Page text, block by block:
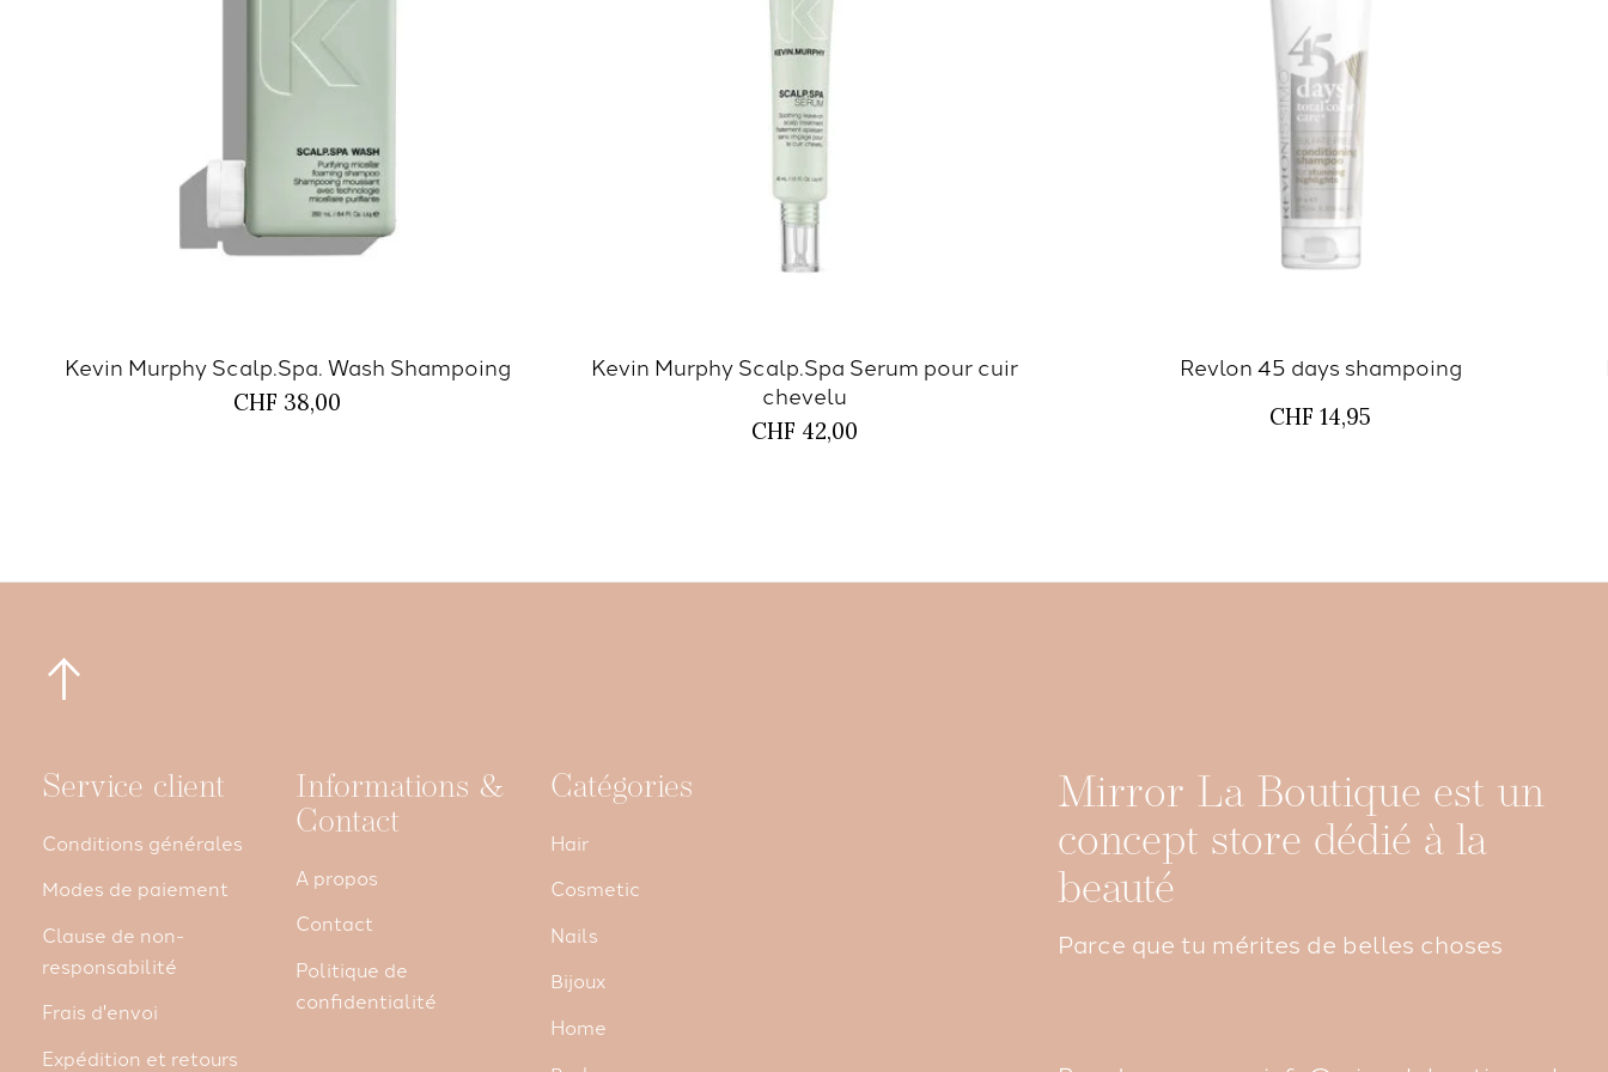
Kevin Murphy Scalp.Spa. Wash Shampoing
CHF 38,00
Kevin Murphy Scalp.Spa Serum pour cuir
chevelu
CHF 42,00
Revlon 45 days shampoing
CHF 14,95
Service client
Conditions générales
Modes de paiement
Clause de non-
responsabilité
Frais d'envoi
Expédition et retours
Informations &
Contact
A propos
Contact
Politique de
confidentialité
Catégories
Hair
Cosmetic
Nails
Bijoux
Home
Mirror La Boutique est un
concept store dédié à la
beauté
Parce que tu mérites de belles choses